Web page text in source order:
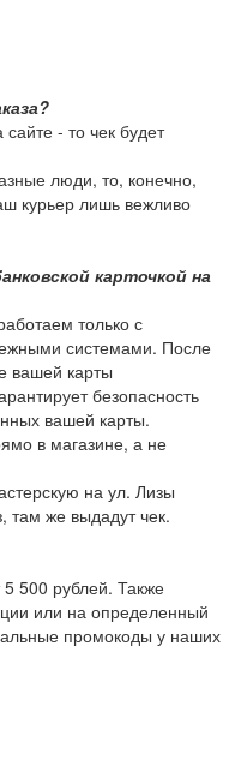
- то чек будет
люди, то, конечно,
курьер лишь вежливо
карточкой на
только с
системами. После
вашей карты
безопасность
вашей карты.
в магазине, а не
на ул. Лизы
там же выдадут чек.
5 500 рублей. Также
или на определенный
промокоды у наших